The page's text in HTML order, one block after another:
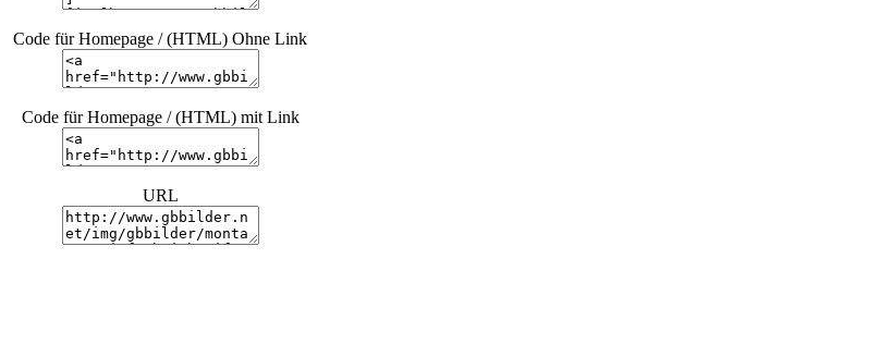
Code für Homepage / (HTML) Ohne Link
Code für Homepage / (HTML) mit Link
URL